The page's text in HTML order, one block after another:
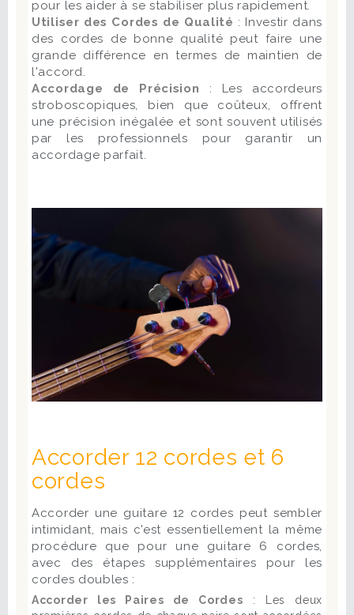
pour les aider à se stabiliser plus rapidement.
Utiliser des Cordes de Qualité : Investir dans
des cordes de bonne qualité peut faire une
grande différence en termes de maintien de
l'accord.
Accordage de Précision : Les accordeurs
stroboscopiques, bien que coûteux, offrent
une précision inégalée et sont souvent utilisés
par les professionnels pour garantir un
accordage parfait.
Accorder 12 cordes et 6
cordes
Accorder une guitare 12 cordes peut sembler
intimidant, mais c'est essentiellement la même
procédure que pour une guitare 6 cordes,
avec des étapes supplémentaires pour les
cordes doubles :
Accorder les Paires de Cordes : Les deux